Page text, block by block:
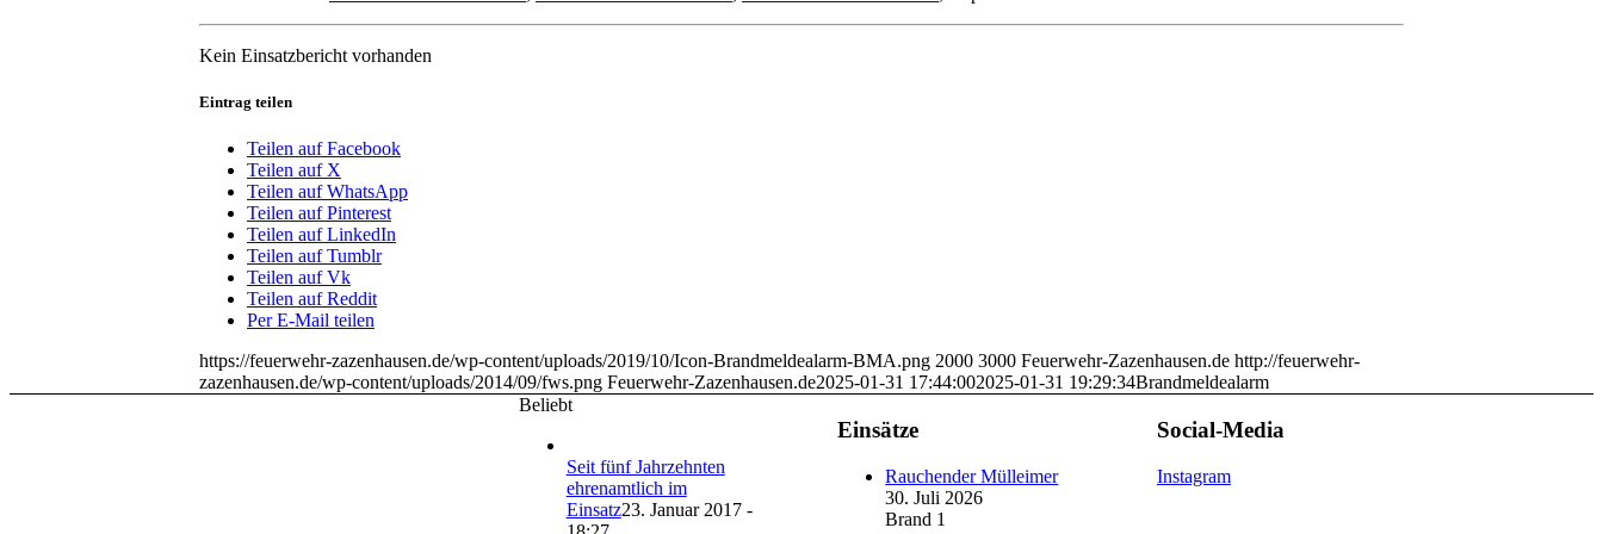
Kein Einsatzbericht vorhanden
Eintrag teilen
Teilen auf Facebook
Teilen auf X
Teilen auf WhatsApp
Teilen auf Pinterest
Teilen auf LinkedIn
Teilen auf Tumblr
Teilen auf Vk
Teilen auf Reddit
Per E-Mail teilen
https://feuerwehr-zazenhausen.de/wp-content/uploads/2019/10/Icon-Brandmeldealarm-BMA.png 2000 3000 Feuerwehr-Zazenhausen.de http://feuerwehr-
zazenhausen.de/wp-content/uploads/2014/09/fws.png Feuerwehr-Zazenhausen.de2025-01-31 17:44:002025-01-31 19:29:34Brandmeldealarm
Beliebt
Seit fünf Jahrzehnten
ehrenamtlich im
Einsatz23. Januar 2017 -
Einsätze
Rauchender Mülleimer
30. Juli 2026
Brand 1
Social-Media
Instagram